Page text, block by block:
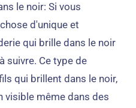
le noir: Si vous
d'unique et
qui brille dans le noir
suivre. Ce type de
qui brillent dans le noir,
visible même dans des